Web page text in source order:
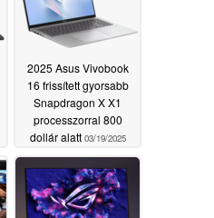
2025 Asus Vivobook
16 frissített gyorsabb
Snapdragon X X1
processzorral 800
dollár alatt 03/19/2025